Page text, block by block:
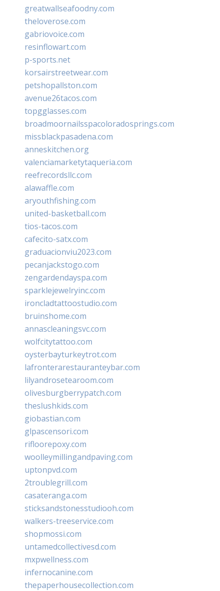
greatwallseafoodny.com
theloverose.com
gabriovoice.com
resinflowart.com
p-sports.net
korsairstreetwear.com
petshopallston.com
avenue26tacos.com
topgglasses.com
broadmoornailsspacoloradosprings.com
missblackpasadena.com
anneskitchen.org
valenciamarketytaqueria.com
reefrecordsllc.com
alawaffle.com
aryouthfishing.com
united-basketball.com
tios-tacos.com
cafecito-satx.com
graduacionviu2023.com
pecanjackstogo.com
zengardendayspa.com
sparklejewelryinc.com
ironcladtattoostudio.com
bruinshome.com
annascleaningsvc.com
wolfcitytattoo.com
oysterbayturkeytrot.com
lafronterarestauranteybar.com
lilyandrosetearoom.com
olivesburgberrypatch.com
theslushkids.com
giobastian.com
glpascensori.com
rifloorepoxy.com
woolleymillingandpaving.com
uptonpvd.com
2troublegrill.com
casateranga.com
sticksandstonesstudiooh.com
walkers-treeservice.com
shopmossi.com
untamedcollectivesd.com
mxpwellness.com
infernocanine.com
thepaperhousecollection.com